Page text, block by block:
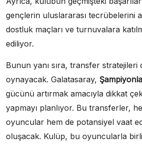
gençlerin uluslararası tecrübelerini
dostluk maçları ve turnuvalara
ediliyor.
Bunun yanı sıra, transfer
oynayacak. Galatasaray,
gücünü artırmak amacıyla dikkat
yapmayı planlıyor. Bu transferler,
oyuncular hem de potansiyel vaat
oluşacak. Kulüp, bu oyuncularla